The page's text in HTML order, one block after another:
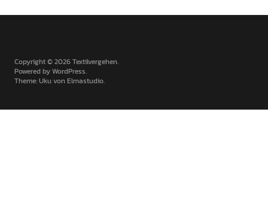
Copyright © 2026 Textilvergehen
Powered byWordPress
Theme: Uku vonElmastudio